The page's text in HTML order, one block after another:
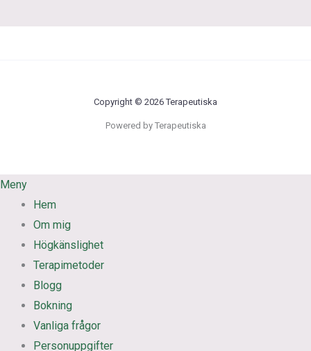
Copyright © 2026 Terapeutiska
Powered by Terapeutiska
Meny
Hem
Om mig
Högkänslighet
Terapimetoder
Blogg
Bokning
Vanliga frågor
Personuppgifter